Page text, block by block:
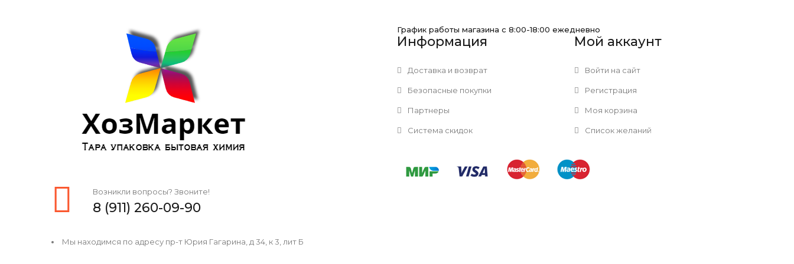
Возникли вопросы? Звоните!
8 (911) 260-09-90
Мы находимся по адресу пр-т Юрия Гагарина, д 34, к 3, лит Б
График работы магазина с 8:00-18:00 ежедневно
Информация
Доставка и возврат
Безопасные покупки
Партнеры
Система скидок
Мой аккаунт
Войти на сайт
Регистрация
Моя корзина
Список желаний